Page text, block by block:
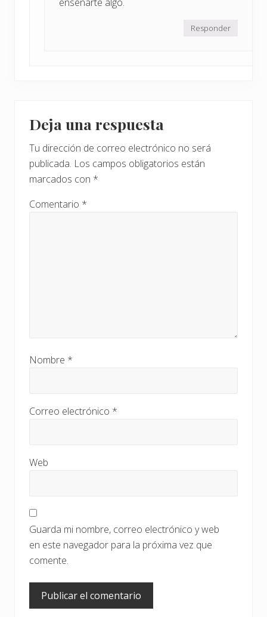
Responder
Deja una respuesta
Tu dirección de correo electrónico no será
publicada. Los campos obligatorios están
marcados con *
Comentario *
Nombre *
Correo electrónico *
Web
Guarda mi nombre, correo electrónico y web
en este navegador para la próxima vez que
comente.